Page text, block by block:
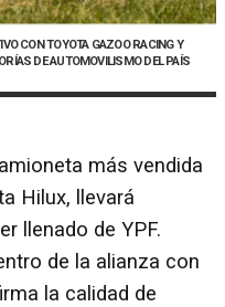
CON TOYOTA GAZOO RACING Y
DE AUTOMOVILISMO DEL PAÍS
más vendida
Hilux, llevará
llenado de YPF.
de la alianza con
la calidad de